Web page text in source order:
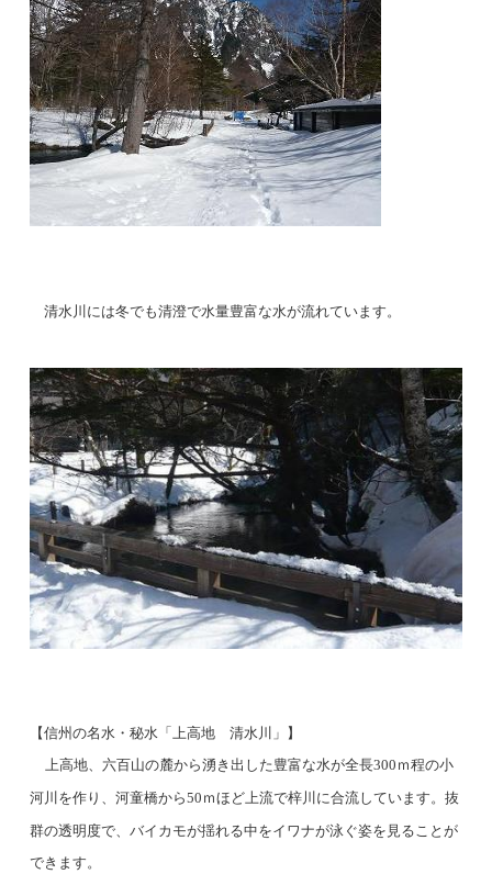
清水川には冬でも清澄で水量豊富な水が流れています。
【信州の名水・秘水「上高地 清水川」】
上高地、六百山の麓から湧き出した豊富な水が全長300 ｍ程の小
河川を作り、河童橋から50 ｍほど上流で梓川に合流しています。抜
群の透明度で、バイカモが揺れる中をイワナが泳ぐ姿を見ることが
できます。